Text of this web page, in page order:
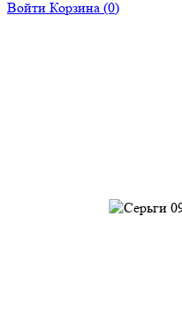
Войти Корзина (0)